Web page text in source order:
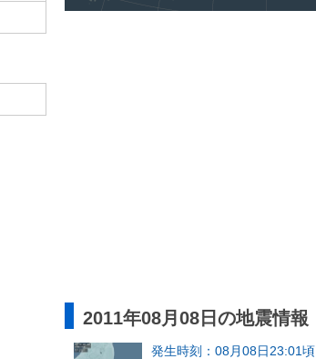
2011年08月08日の地震情報
発生時刻：08月08日23:01頃